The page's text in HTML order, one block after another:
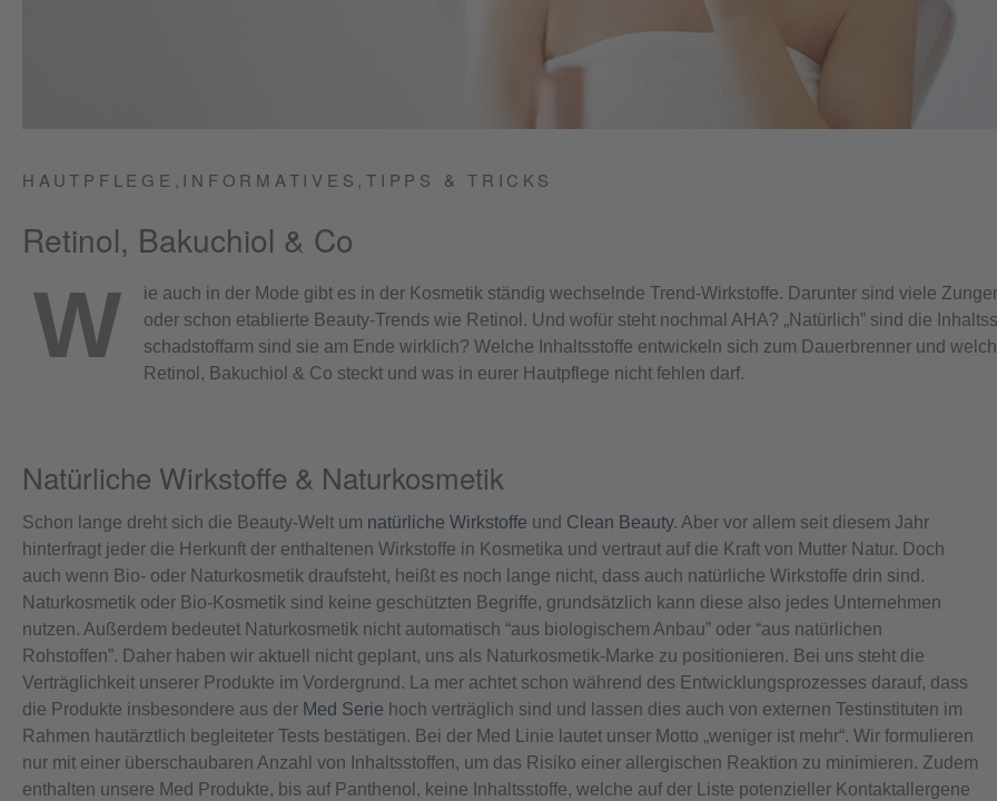
HAUTPFLEGE, INFORMATIVES, TIPPS & TRICKS
Retinol, Bakuchiol & Co
W ie auch in der Mode gibt es in der Kosmetik ständig wechselnde Trend-Wirkstoffe. Darunter sind viele
oder schon etablierte Beauty-Trends wie Retinol. Und wofür steht nochmal AHA? „Natürlich” sind die
schadstoffarm sind sie am Ende wirklich? Welche Inhaltsstoffe entwickeln sich zum Dauerbrenner und
Retinol, Bakuchiol & Co steckt und was in eurer Hautpflege nicht fehlen darf.
Natürliche Wirkstoffe & Naturkosmetik
Schon lange dreht sich die Beauty-Welt um natürliche Wirkstoffe und Clean Beauty. Aber vor allem seit diesem Jahr
hinterfragt jeder die Herkunft der enthaltenen Wirkstoffe in Kosmetika und vertraut auf die Kraft von Mutter Natur. Doch
auch wenn Bio- oder Naturkosmetik draufsteht, heißt es noch lange nicht, dass auch natürliche Wirkstoffe drin sind.
Naturkosmetik oder Bio-Kosmetik sind keine geschützten Begriffe, grundsätzlich kann diese also jedes Unternehmen
nutzen. Außerdem bedeutet Naturkosmetik nicht automatisch “aus biologischem Anbau” oder “aus natürlichen
Rohstoffen”. Daher haben wir aktuell nicht geplant, uns als Naturkosmetik-Marke zu positionieren. Bei uns steht die
Verträglichkeit unserer Produkte im Vordergrund. La mer achtet schon während des Entwicklungsprozesses darauf, dass
die Produkte insbesondere aus der Med Serie hoch verträglich sind und lassen dies auch von externen Testinstituten im
Rahmen hautärztlich begleiteter Tests bestätigen. Bei der Med Linie lautet unser Motto „weniger ist mehr“. Wir formulieren
nur mit einer überschaubaren Anzahl von Inhaltsstoffen, um das Risiko einer allergischen Reaktion zu minimieren. Zudem
enthalten unsere Med Produkte, bis auf Panthenol, keine Inhaltsstoffe, welche auf der Liste potenzieller Kontaktallergene